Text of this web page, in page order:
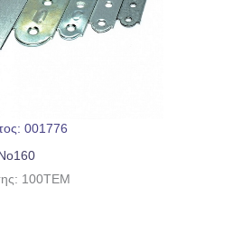
001776
100TEM